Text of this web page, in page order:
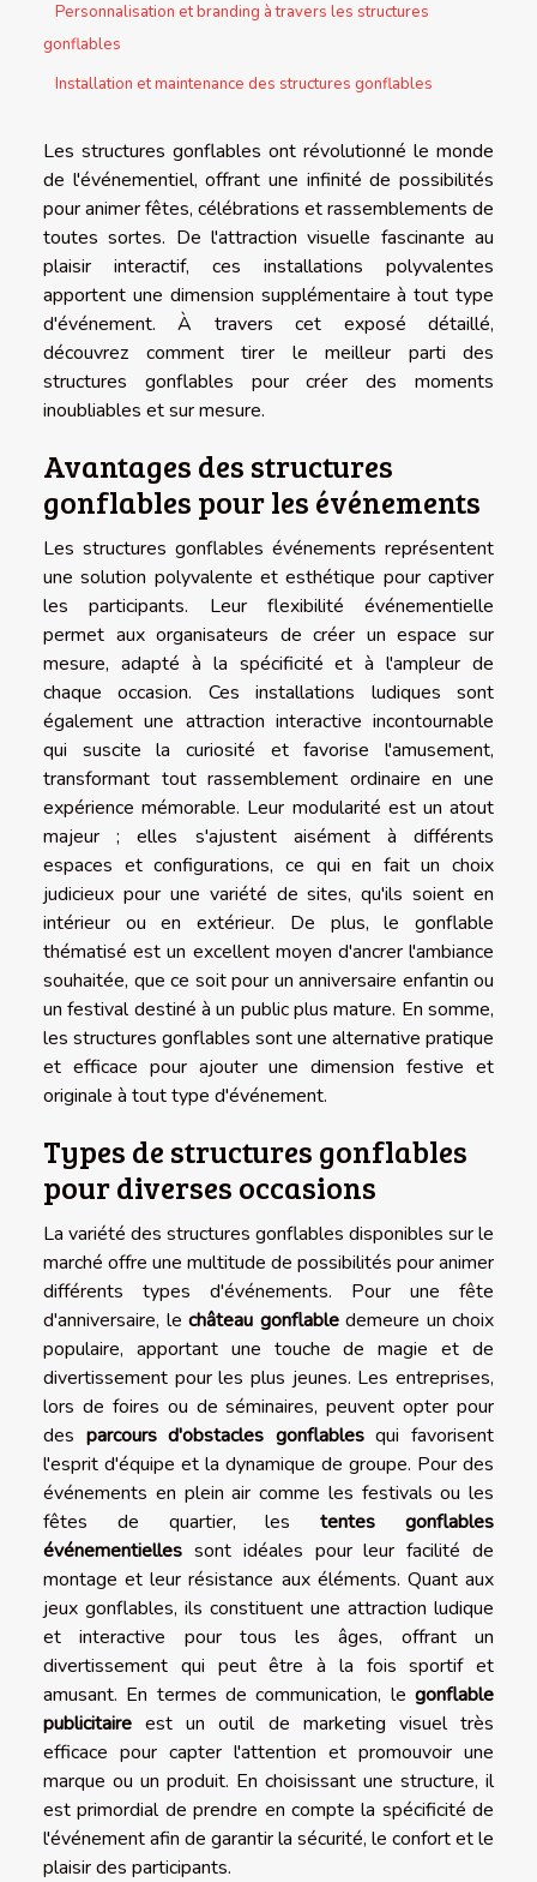
Personnalisation et branding à travers les structures
gonflables
Installation et maintenance des structures gonflables
Les structures gonflables ont révolutionné le monde
de l'événementiel, offrant une infinité de possibilités
pour animer fêtes, célébrations et rassemblements de
toutes sortes. De l'attraction visuelle fascinante au
plaisir interactif, ces installations polyvalentes
apportent une dimension supplémentaire à tout type
d'événement. À travers cet exposé détaillé,
découvrez comment tirer le meilleur parti des
structures gonflables pour créer des moments
inoubliables et sur mesure.
Avantages des structures
gonflables pour les événements
Les structures gonflables événements représentent
une solution polyvalente et esthétique pour captiver
les participants. Leur flexibilité événementielle
permet aux organisateurs de créer un espace sur
mesure, adapté à la spécificité et à l'ampleur de
chaque occasion. Ces installations ludiques sont
également une attraction interactive incontournable
qui suscite la curiosité et favorise l'amusement,
transformant tout rassemblement ordinaire en une
expérience mémorable. Leur modularité est un atout
majeur ; elles s'ajustent aisément à différents
espaces et configurations, ce qui en fait un choix
judicieux pour une variété de sites, qu'ils soient en
intérieur ou en extérieur. De plus, le gonflable
thématisé est un excellent moyen d'ancrer l'ambiance
souhaitée, que ce soit pour un anniversaire enfantin ou
un festival destiné à un public plus mature. En somme,
les structures gonflables sont une alternative pratique
et efficace pour ajouter une dimension festive et
originale à tout type d'événement.
Types de structures gonflables
pour diverses occasions
La variété des structures gonflables disponibles sur le
marché offre une multitude de possibilités pour animer
différents types d'événements. Pour une fête
d'anniversaire, le château gonflabledemeure un choix
populaire, apportant une touche de magie et de
divertissement pour les plus jeunes. Les entreprises,
lors de foires ou de séminaires, peuvent opter pour
des parcours d'obstacles gonflablesqui favorisent
l'esprit d'équipe et la dynamique de groupe. Pour des
événements en plein air comme les festivals ou les
fêtes de quartier, lestentes gonflables
événementielles sont idéales pour leur facilité de
montage et leur résistance aux éléments. Quant aux
jeux gonflables, ils constituent une attraction ludique
et interactive pour tous les âges, offrant un
divertissement qui peut être à la fois sportif et
amusant. En termes de communication, le gonflable
publicitaire est un outil de marketing visuel très
efficace pour capter l'attention et promouvoir une
marque ou un produit. En choisissant une structure, il
est primordial de prendre en compte la spécificité de
l'événement afin de garantir la sécurité, le confort et le
plaisir des participants.